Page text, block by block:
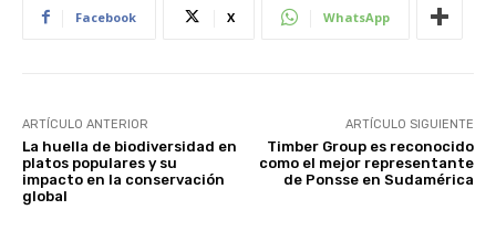
Facebook X WhatsApp
ARTÍCULO ANTERIOR
La huella de biodiversidad en
platos populares y su
impacto en la conservación
global
ARTÍCULO SIGUIENTE
Timber Group es reconocido
como el mejor representante
de Ponsse en Sudamérica